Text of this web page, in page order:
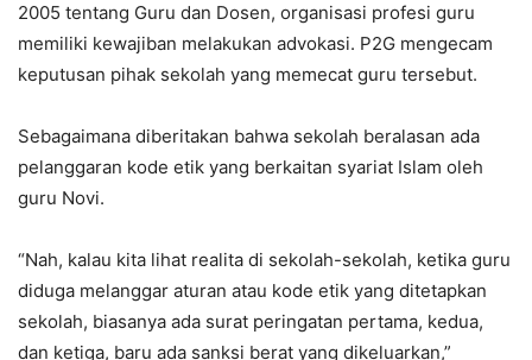
2005 tentang Guru dan Dosen, organisasi profesi guru
memiliki kewajiban melakukan advokasi. P2G mengecam
keputusan pihak sekolah yang memecat guru tersebut.
Sebagaimana diberitakan bahwa sekolah beralasan ada
pelanggaran kode etik yang berkaitan syariat Islam oleh
guru Novi.
“Nah, kalau kita lihat realita di sekolah-sekolah, ketika guru
diduga melanggar aturan atau kode etik yang ditetapkan
sekolah, biasanya ada surat peringatan pertama, kedua,
dan ketiga, baru ada sanksi berat yang dikeluarkan,”